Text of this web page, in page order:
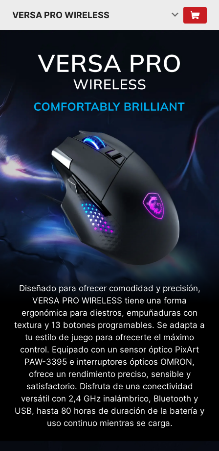
VERSA PRO WIRELESS
Diseñado para ofrecer comodidad y precisión,
VERSA PRO WIRELESS tiene una forma
ergonómica para diestros, empuñaduras con
textura y 13 botones programables. Se adapta a
tu estilo de juego para ofrecerte el máximo
control. Equipado con un sensor óptico PixArt
PAW-3395 e interruptores ópticos OMRON,
ofrece un rendimiento preciso, sensible y
satisfactorio. Disfruta de una conectividad
versátil con 2,4 GHz inalámbrico, Bluetooth y
USB, hasta 80 horas de duración de la batería y
uso continuo mientras se carga.